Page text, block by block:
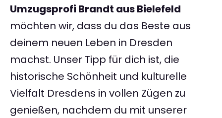
Umzugsprofi Brandt aus Bielefeld
möchten wir, dass du das Beste aus
deinem neuen Leben in Dresden
machst. Unser Tipp für dich ist, die
historische Schönheit und kulturelle
Vielfalt Dresdens in vollen Zügen zu
genießen, nachdem du mit unserer